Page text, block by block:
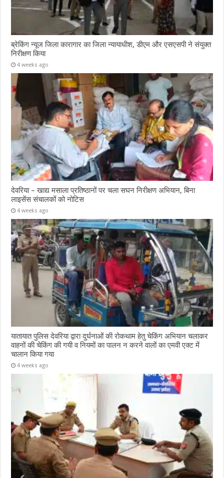
ब्रेकिंग न्यूज जिला कारागार का जिला न्यायाधीश, डीएम और एसएसपी ने संयुक्त
निरीक्षण किया
4 weeks ago
देवरिया – खाद्य मसाला प्रतिष्ठानों पर चला सघन निरीक्षण अभियान, बिना
लाइसेंस संचालकों को नोटिस
4 weeks ago
यातायात पुलिस देवरिया द्वारा दुर्घनाओं की रोकथाम हेतु चेकिंग अभियान चलाकर
वाहनों की चेकिंग की गयी व नियमों का पालन न करने वालों का एमवी एक्ट में
चालान किया गया
4 weeks ago